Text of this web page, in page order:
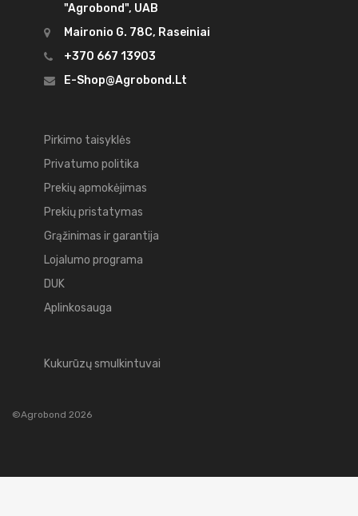
"Agrobond", UAB
Maironio G. 78C, Raseiniai
+370 667 13903
E-Shop@agrobond.lt
Pirkimo taisyklės
Privatumo politika
Prekių apmokėjimas
Prekių pristatymas
Grąžinimas ir garantija
Lojalumo programa
DUK
Aplinkosauga
Kukurūzų smulkintuvai
©Agrobond 2026